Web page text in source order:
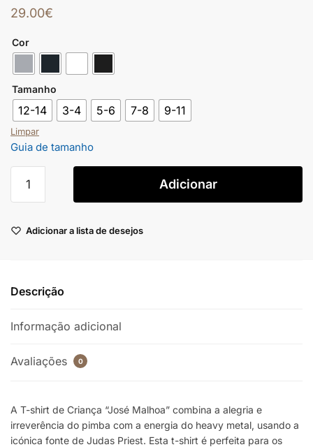
29.00€
Cor
Tamanho
12-14 3-4 5-6 7-8 9-11
Limpar
Guia de tamanho
Adicionar
Adicionar a lista de desejos
Descrição
Informação adicional
Avaliações 0
A T-shirt de Criança “José Malhoa” combina a alegria e
irreverência do pimba com a energia do heavy metal, usando a
icónica fonte de Judas Priest. Esta t-shirt é perfeita para os